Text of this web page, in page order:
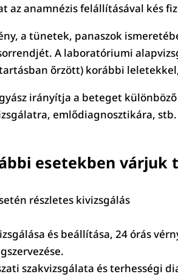
az anamnézis felállításával kés
a tünetek, panaszok
A laboratóriumi
őrzött) korábbi
irányítja a beteget
emlődiagnosztikára, stb.
esetekben
részletes kivizsgálás
és beállítása, 24 órás
szakvizsgálata és terhességi